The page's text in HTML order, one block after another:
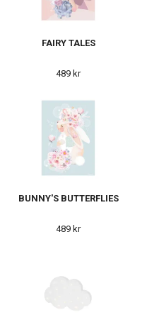
FAIRY TALES
489 kr
BUNNY'S BUTTERFLIES
489 kr